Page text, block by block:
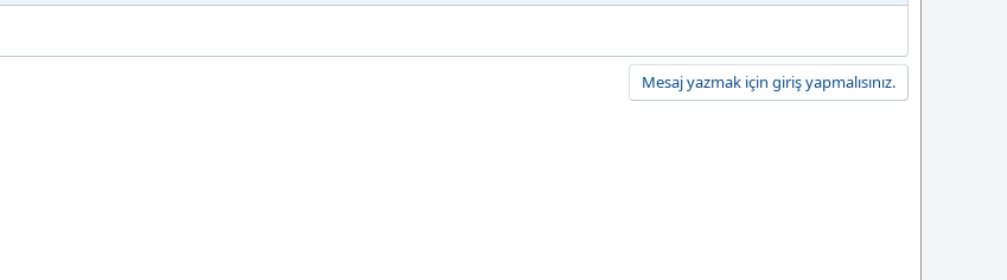
Mesaj yazmak için giriş yapmalısınız.